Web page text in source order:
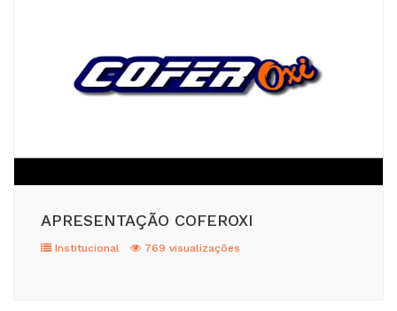
APRESENTAÇÃO COFEROXI
Institucional 769 visualizações